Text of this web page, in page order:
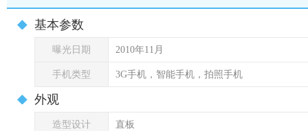
基本参数
曝光日期 2010年11月
手机类型 3G手机，智能手机，拍照手机
外观
造型设计 直板